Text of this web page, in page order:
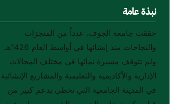
نبذة عامة
حققت جامعة الجوف، عدداً من المنجزات
والنجاحات منذ إنشائها في أواسط العام 1426هـ
ولم تتوقف مسيرة نمائها في مختلف المجالات
الإدارية والأكاديمية والتعليمية والمشاريع الإنشائية
في المدينة الجامعية التي تحظى بدعم كبير من